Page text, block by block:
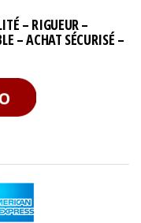
– RIGUEUR –
– ACHAT SÉCURISÉ –